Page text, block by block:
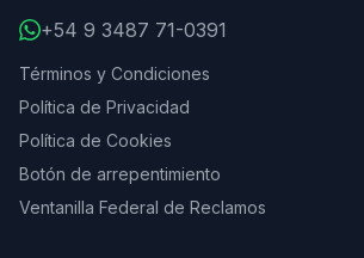
+54 9 3487 71-0391
Términos y Condiciones
Política de Privacidad
Política de Cookies
Botón de arrepentimiento
Ventanilla Federal de Reclamos